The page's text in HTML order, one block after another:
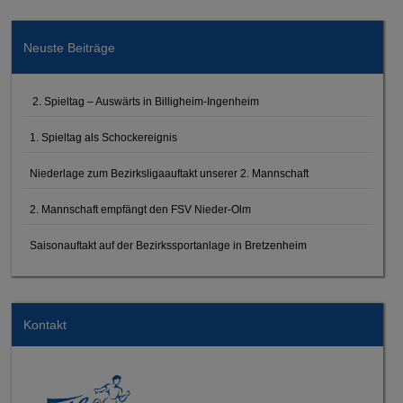
Neuste Beiträge
2. Spieltag – Auswärts in Billigheim-Ingenheim
1. Spieltag als Schockereignis
Niederlage zum Bezirksligaauftakt unserer 2. Mannschaft
2. Mannschaft empfängt den FSV Nieder-Olm
Saisonauftakt auf der Bezirkssportanlage in Bretzenheim
Kontakt